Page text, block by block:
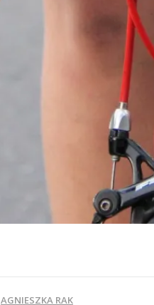
AGNIESZKA RAK